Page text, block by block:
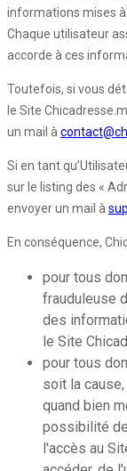
informations mises à
Chaque utilisateur
accorde à ces
Toutefois, si vous
le Site
un mail à
Si en tant
sur le listing des «
envoyer un mail à
En conséquence,
pour tous
frauduleuse
des
le Site
pour tous
soit la
quand bien
possibilité
l'accès au